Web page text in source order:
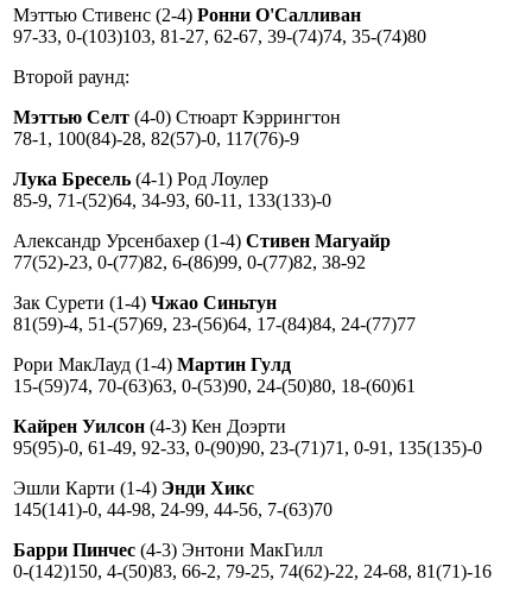
Мэттью Стивенс (2-4) Ронни О'Салливан
97-33, 0-(103)103, 81-27, 62-67, 39-(74)74, 35-(74)80
Второй раунд:
Мэттью Селт (4-0) Стюарт Кэррингтон
78-1, 100(84)-28, 82(57)-0, 117(76)-9
Лука Бресель (4-1) Род Лоулер
85-9, 71-(52)64, 34-93, 60-11, 133(133)-0
Александр Урсенбахер (1-4) Стивен Магуайр
77(52)-23, 0-(77)82, 6-(86)99, 0-(77)82, 38-92
Зак Сурети (1-4) Чжао Синьтун
81(59)-4, 51-(57)69, 23-(56)64, 17-(84)84, 24-(77)77
Рори МакЛауд (1-4) Мартин Гулд
15-(59)74, 70-(63)63, 0-(53)90, 24-(50)80, 18-(60)61
Кайрен Уилсон (4-3) Кен Доэрти
95(95)-0, 61-49, 92-33, 0-(90)90, 23-(71)71, 0-91, 135(135)-0
Эшли Карти (1-4) Энди Хикс
145(141)-0, 44-98, 24-99, 44-56, 7-(63)70
Барри Пинчес (4-3) Энтони МакГилл
0-(142)150, 4-(50)83, 66-2, 79-25, 74(62)-22, 24-68, 81(71)-16